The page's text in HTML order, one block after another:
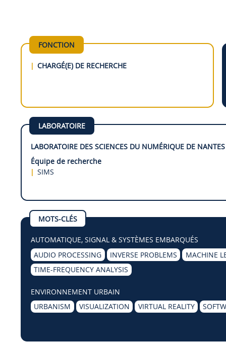
FONCTION
CHARGÉ(E) DE RECHERCHE
LABORATOIRE
LABORATOIRE DES SCIENCES DU NUMÉRIQUE DE
Équipe de recherche
SIMS
MOTS-CLÉS
AUTOMATIQUE, SIGNAL & SYSTÈMES EMBARQUÉS
AUDIO PROCESSING
INVERSE PROBLEMS
MACHINE
TIME-FREQUENCY ANALYSIS
ENVIRONNEMENT URBAIN
URBANISM
VISUALIZATION VIRTUAL REALITY